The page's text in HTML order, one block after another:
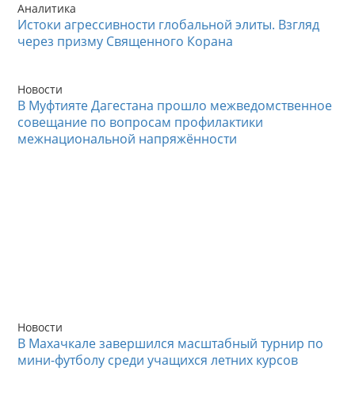
Аналитика
Истоки агрессивности глобальной элиты. Взгляд
через призму Священного Корана
Новости
В Муфтияте Дагестана прошло межведомственное
совещание по вопросам профилактики
межнациональной напряжённости
Новости
В Махачкале завершился масштабный турнир по
мини-футболу среди учащихся летних курсов